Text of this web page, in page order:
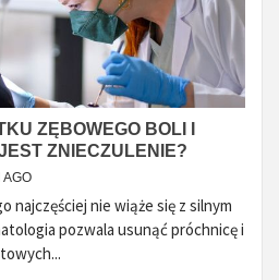
ZĘBOWEGO BOLI I
ZNIECZULENIE?
AGO
najczęściej nie wiąże się z silnym
pozwala usunąć próchnicę i